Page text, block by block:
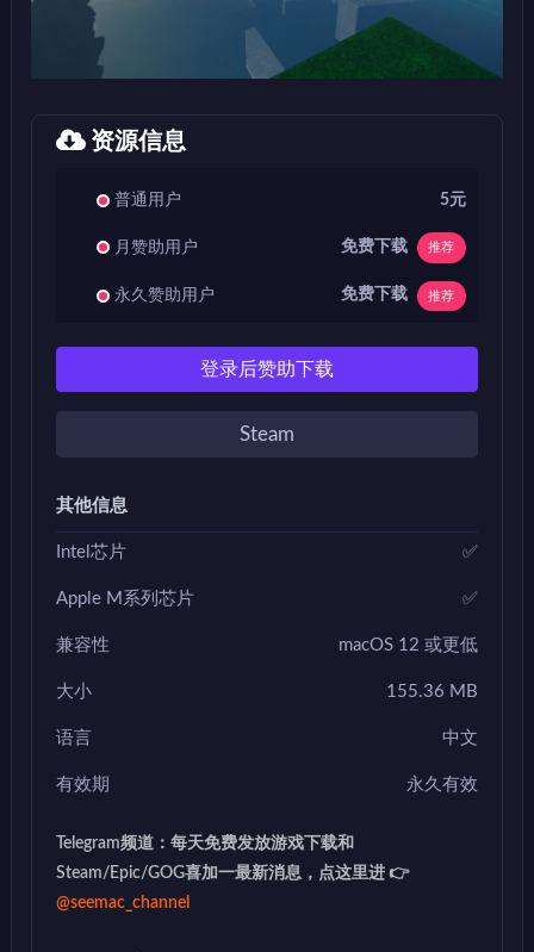
资源信息
普通用户 5元
月赞助用户 免费下载 推荐
永久赞助用户 免费下载 推荐
登录后赞助下载
Steam
其他信息
Intel芯片 ✅
Apple M系列芯片 ✅
兼容性 macOS 12 或更低
大小 155.36 MB
语言 中文
有效期 永久有效
Telegram频道：每天免费发放游戏下载和
Steam/Epic/GOG喜加一最新消息，点这里进 👉
@seemac_channel